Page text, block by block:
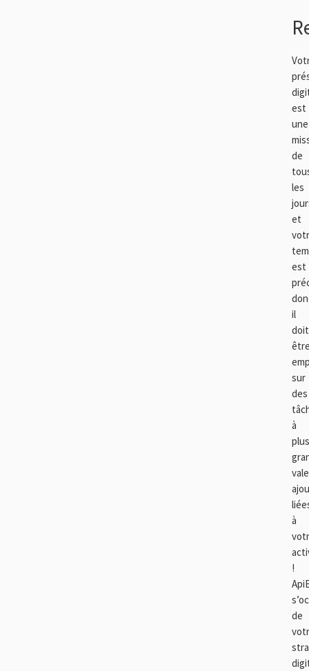
est
une
de
les
et
est
il
doit
sur
des
à
plus
à
!
de